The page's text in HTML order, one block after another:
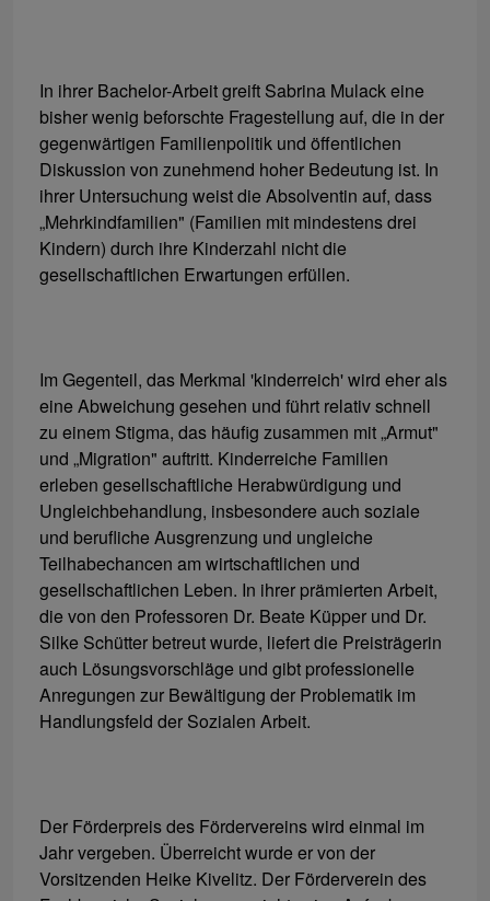
In ihrer Bachelor-Arbeit greift Sabrina Mulack eine
bisher wenig beforschte Fragestellung auf, die in der
gegenwärtigen Familienpolitik und öffentlichen
Diskussion von zunehmend hoher Bedeutung ist. In
ihrer Untersuchung weist die Absolventin auf, dass
„Mehrkindfamilien" (Familien mit mindestens drei
Kindern) durch ihre Kinderzahl nicht die
gesellschaftlichen Erwartungen erfüllen.
Im Gegenteil, das Merkmal 'kinderreich' wird eher als
eine Abweichung gesehen und führt relativ schnell
zu einem Stigma, das häufig zusammen mit „Armut"
und „Migration" auftritt. Kinderreiche Familien
erleben gesellschaftliche Herabwürdigung und
Ungleichbehandlung, insbesondere auch soziale
und berufliche Ausgrenzung und ungleiche
Teilhabechancen am wirtschaftlichen und
gesellschaftlichen Leben. In ihrer prämierten Arbeit,
die von den Professoren Dr. Beate Küpper und Dr.
Silke Schütter betreut wurde, liefert die Preisträgerin
auch Lösungsvorschläge und gibt professionelle
Anregungen zur Bewältigung der Problematik im
Handlungsfeld der Sozialen Arbeit.
Der Förderpreis des Fördervereins wird einmal im
Jahr vergeben. Überreicht wurde er von der
Vorsitzenden Heike Kivelitz. Der Förderverein des